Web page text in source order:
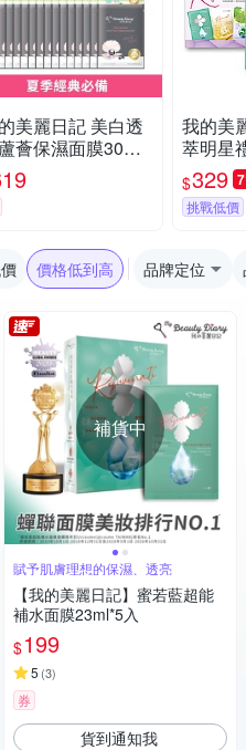
美麗日記 美白透
薈保濕面膜30片
我的美
萃明星
$329
挑戰低價
價格低到高 品牌定位
補貨中
賦予肌膚理想的保濕、透亮
【我的美麗日記】蜜若藍超能
補水面膜23ml*5入
$199
5 (3)
券
貨到通知我